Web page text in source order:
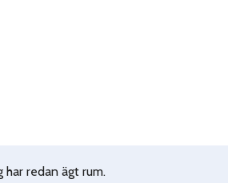
redan ägt rum.